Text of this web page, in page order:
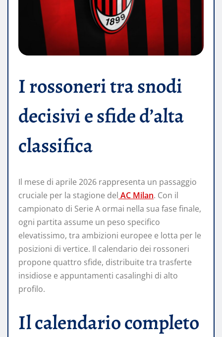
I rossoneri tra snodi
decisivi e sfide d’alta
classifica
Il mese di aprile 2026 rappresenta un passaggio
cruciale per la stagione del AC Milan. Con il
campionato di Serie A ormai nella sua fase finale,
ogni partita assume un peso specifico
elevatissimo, tra ambizioni europee e lotta per le
posizioni di vertice. Il calendario dei rossoneri
propone quattro sfide, distribuite tra trasferte
insidiose e appuntamenti casalinghi di alto
profilo.
Il calendario completo